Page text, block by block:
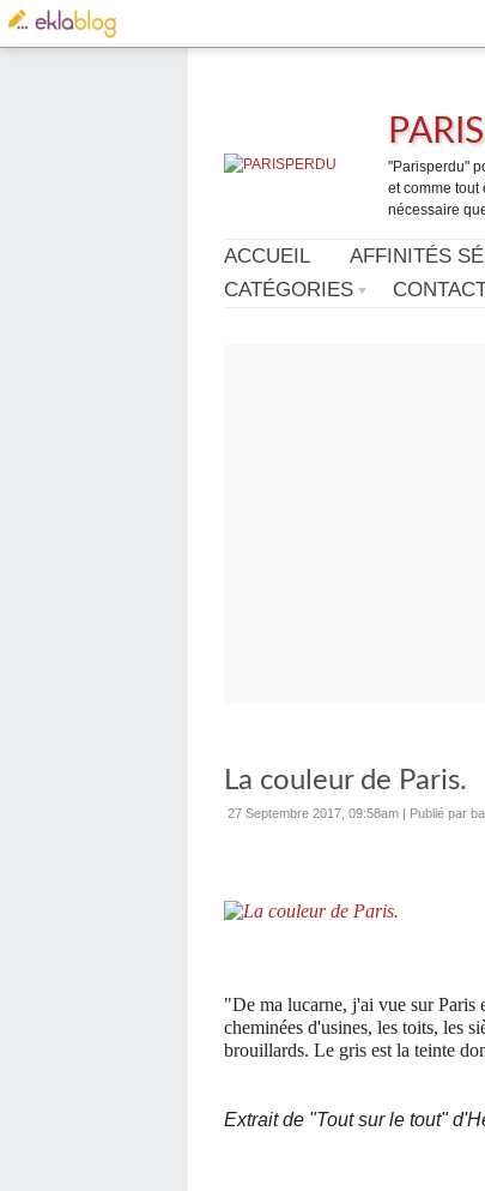
"Parisperdu"
et comme tout
nécessaire
ACCUEIL AFFINITÉS
CATÉGORIES
La couleur de Paris.
27 Septembre 2017, 09:58am | Publié par
"De ma lucarne, j'ai vue sur Paris
cheminées d'usines, les toits, les
brouillards. Le gris est la teinte
Extrait de "Tout sur le tout"